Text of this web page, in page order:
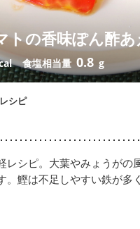
トの香味ぽん酢あ
食塩相当量 0.8 g
シピ
レシピ。大葉やみょうがの
。鰹は不足しやすい鉄が多